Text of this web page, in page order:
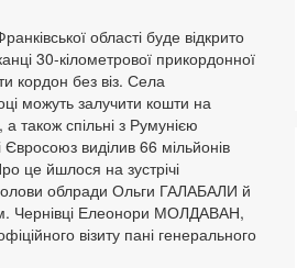
області буде відкрито
30-кілометрової прикордонної
кордон без віз. Села
можуть залучити кошти на
також спільні з Румунією
Євросоюз виділив 66 мільйонів
це йшлося на зустрічі
облради Ольги ГАЛАБАЛИ й
Чернівці Елеонори МОЛДАВАН,
візиту пані генерального